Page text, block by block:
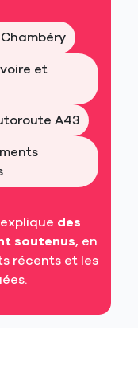
et
A43
des
soutenus, en
récents et les